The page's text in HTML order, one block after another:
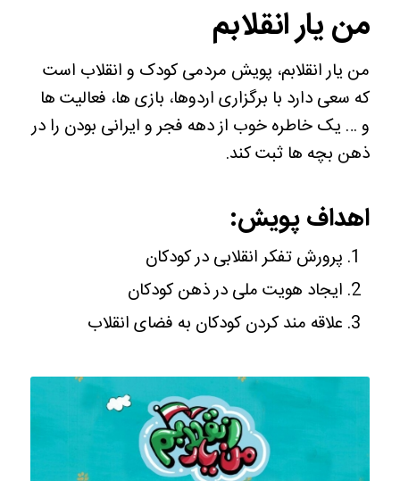
من یار انقلابم
من یار انقلابم، پویش مردمی کودک و انقلاب است
که سعی دارد با برگزاری اردوها، بازی ها، فعالیت ها
و … یک خاطره خوب از دهه فجر و ایرانی بودن را در
ذهن بچه ها ثبت کند.
اهداف پویش:
پرورش تفکر انقلابی در کودکان
ایجاد هویت ملی در ذهن کودکان
علاقه مند کردن کودکان به فضای انقلاب